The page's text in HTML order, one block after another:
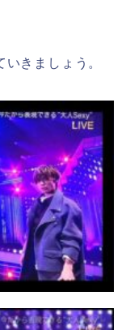
きましょう。